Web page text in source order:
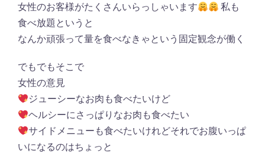
女性のお客様がたくさんいらっしゃいます
私も
食べ放題というと
なんか頑張って量を食べなきゃという固定観念が働く
でもでもそこで
女性の意見
ジューシーなお肉も食べたいけど
ヘルシーにさっぱりなお肉も食べたい
サイドメニューも食べたいけれどそれでお腹いっぱ
いになるのはちょっと